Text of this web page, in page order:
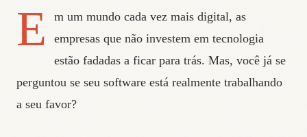
E
m um mundo cada vez mais digital, as
empresas que não investem em tecnologia
estão fadadas a ficar para trás. Mas, você já se
perguntou se seu software está realmente trabalhando
a seu favor?